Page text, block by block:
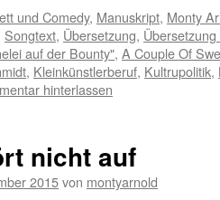
und Comedy, Manuskript, Monty
Songtext, Übersetzung,
auf der Bounty", A Couple Of
, Kleinkünstlerberuf, Kultrupolitik,
hinterlassen
nicht auf
2015von montyarnold